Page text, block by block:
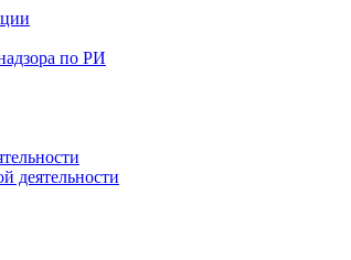
по РИ
деятельности